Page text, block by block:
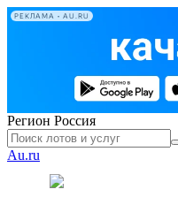
РЕКЛАМА • AU.RU
Регион Россия
Au.ru